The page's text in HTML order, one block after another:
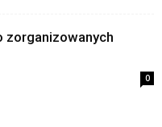
zorganizowanych
0